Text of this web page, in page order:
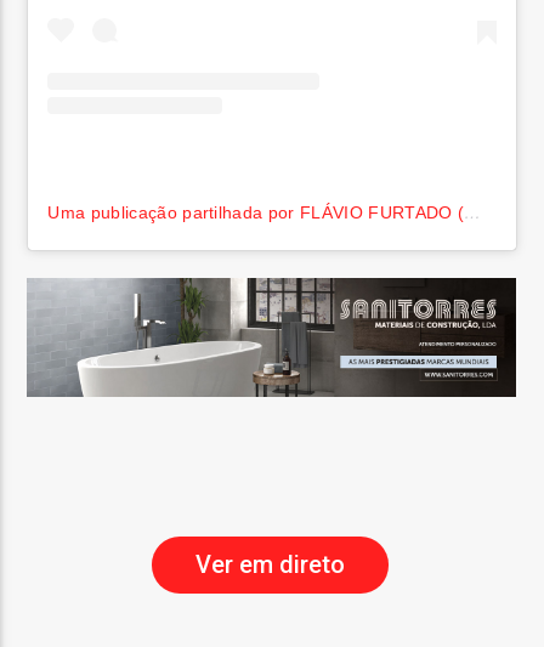
Uma publicação partilhada por FLÁVIO FURTADO (@flavio_furtado_oficial)
Ver em direto